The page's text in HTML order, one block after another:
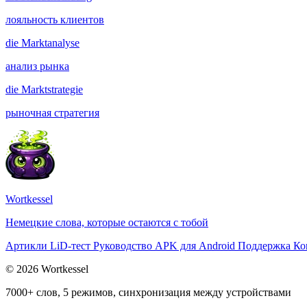
лояльность клиентов
die Marktanalyse
анализ рынка
die Marktstrategie
рыночная стратегия
Wortkessel
Немецкие слова, которые остаются с тобой
Артикли LiD-тест Руководство APK для Android Поддержка
© 2026 Wortkessel
7000+ слов, 5 режимов, синхронизация между устройствами